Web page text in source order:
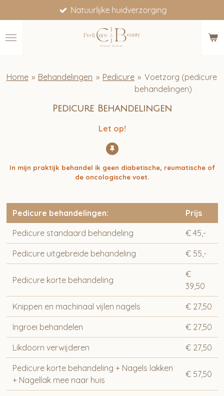
direct
naar
Natuurlijke huidverzorging
Home » Behandelingen » Pedicure » Voetzorg (pedicure
behandelingen)
Pedicure Behandelingen
Let op!
In mijn praktijk behandel ik geen diabetische, reumatische of
de oncologische voet.
Pedicure behandelingen:
Prijs
Pedicure standaard behandeling
€ 45,-
Pedicure uitgebreide behandeling € 55,-
Pedicure korte behandeling
€
39,50
Knippen en machinaal vijlen nagels € 27,50
Ingroei behandelen € 27,50
Likdoorn verwijderen € 27,50
Pedicure korte behandeling + Nagels lakken
+ Nagellak mee naar huis
€ 57,50